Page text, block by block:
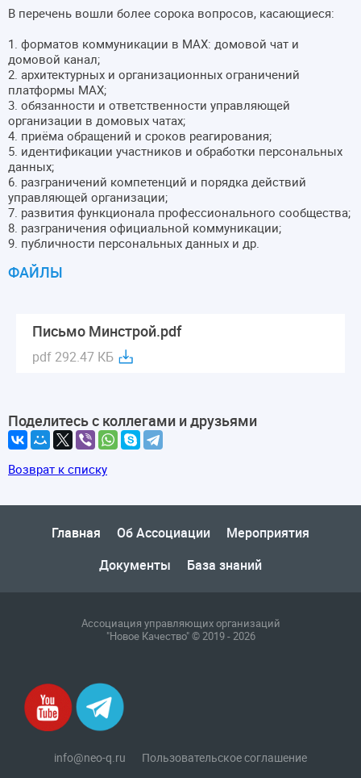
В перечень вошли более сорока вопросов, касающиеся:
1. форматов коммуникации в MAX: домовой чат и
домовой канал;
2. архитектурных и организационных ограничений
платформы MAX;
3. обязанности и ответственности управляющей
организации в домовых чатах;
4. приёма обращений и сроков реагирования;
5. идентификации участников и обработки персональных
данных;
6. разграничений компетенций и порядка действий
управляющей организации;
7. развития функционала профессионального сообщества;
8. разграничения официальной коммуникации;
9. публичности персональных данных и др.
ФАЙЛЫ
Письмо Минстрой.pdf
pdf 292.47 КБ
Поделитесь с коллегами и друзьями
Возврат к списку
Главная Об Ассоциации
Мероприятия
Документы
База знаний
Ассоциация управляющих организаций
"Новое Качество" © 2019 - 2026
info@neo-q.ru Пользовательское соглашение